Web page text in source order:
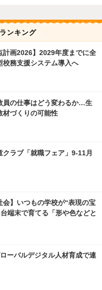
ンキング
計画2026】2029年度までに全
校務支援システム導入へ
員の仕事はどう変わるか…生
材づくりの可能性
ラブ「就職フェア」9-11月
会】いつもの学校が“表現の宝
端末で育てる「形や色などと
ーバルデジタル人材育成で連